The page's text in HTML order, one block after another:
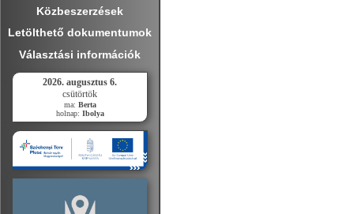
Közbeszerzések
Letölthető dokumentumok
Választási információk
2026. augusztus 6.
csütörtök
ma: Berta
holnap: Ibolya